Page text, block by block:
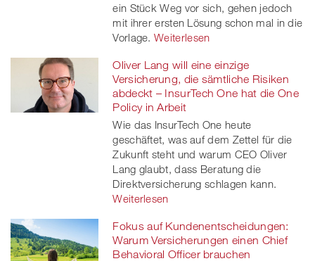
ein Stück Weg vor sich, gehen jedoch
mit ihrer ersten Lösung schon mal in die
Vorlage. Weiterlesen
Oliver Lang will eine einzige
Versicherung, die sämtliche Risiken
abdeckt – InsurTech One hat die One
Policy in Arbeit
Wie das InsurTech One heute
geschäftet, was auf dem Zettel für die
Zukunft steht und warum CEO Oliver
Lang glaubt, dass Beratung die
Direktversicherung schlagen kann.
Weiterlesen
Fokus auf Kundenentscheidungen:
Warum Versicherungen einen Chief
Behavioral Officer brauchen